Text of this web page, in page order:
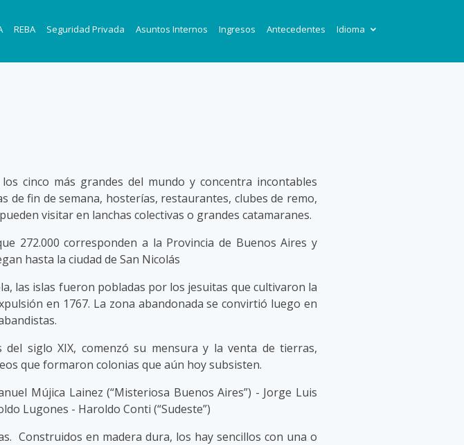
REBA Seguridad Privada Asuntos Internos Ingresos Antecedentes Idioma
cinco más grandes del mundo y concentra incontables
de fin de semana, hosterías, restaurantes, clubes de remo,
visitar en lanchas colectivas o grandes catamaranes.
272.000 corresponden a la Provincia de Buenos Aires y
hasta la ciudad de San Nicolás
las islas fueron pobladas por los jesuitas que cultivaron la
en 1767. La zona abandonada se convirtió luego en
siglo XIX, comenzó su mensura y la venta de tierras,
que formaron colonias que aún hoy subsisten.
Mújica Lainez (“Misteriosa Buenos Aires”) - Jorge Luis
Lugones - Haroldo Conti (“Sudeste”)
Construidos en madera dura, los hay sencillos con una o